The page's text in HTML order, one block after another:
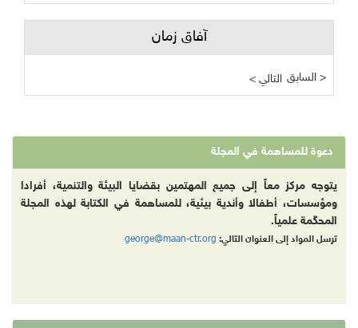
آفاق زمان
< التالي السابق >
دعوة للمساهمة في المجلة
يتوجه مركز معاً إلى جميع المهتمين بقضايا البيئة والتنمية، أفرادا
ومؤسسات، أطفالا وأندية بيئية، للمساهمة في الكتابة لهذه المجلة
المحكّمة علمياً.
ترسل المواد إلى العنوان التالي: george@maan-ctr.org